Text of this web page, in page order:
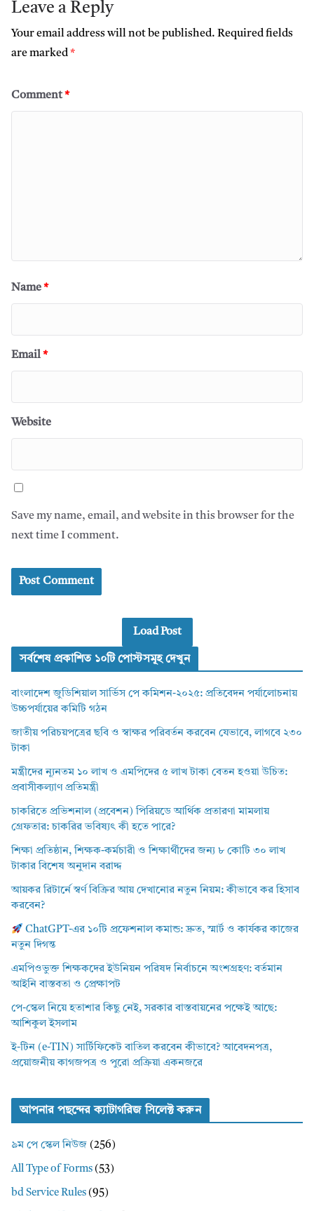
Leave a Reply
Your email address will not be published. Required fields
are marked*
Comment*
Name*
Email*
Website
Save my name, email, and website in this browser for the
next time I comment.
Load Post
সর্বশেষ প্রকাশিত ১০টি পোস্টসমূহ দেখুন
বাংলাদেশ জুডিশিয়াল সার্ভিস পে কমিশন-২০২৫: প্রতিবেদন পর্যালোচনায়
উচ্চপর্যায়ের কমিটি গঠন
জাতীয় পরিচয়পত্রের ছবি ও স্বাক্ষর পরিবর্তন করবেন যেভাবে, লাগবে ২৩০
টাকা
মন্ত্রীদের ন্যূনতম ১০ লাখ ও এমপিদের ৫ লাখ টাকা বেতন হওয়া উচিত:
প্রবাসীকল্যাণ প্রতিমন্ত্রী
চাকরিতে প্রভিশনাল (প্রবেশন) পিরিয়ডে আর্থিক প্রতারণা মামলায়
গ্রেফতার: চাকরির ভবিষ্যৎ কী হতে পারে?
শিক্ষা প্রতিষ্ঠান, শিক্ষক-কর্মচারী ও শিক্ষার্থীদের জন্য ৮ কোটি ৩০ লাখ
টাকার বিশেষ অনুদান বরাদ্দ
আয়কর রিটার্নে স্বর্ণ বিক্রির আয় দেখানোর নতুন নিয়ম: কীভাবে কর হিসাব
করবেন?
ChatGPT-এর ১০টি প্রফেশনাল কমান্ড: দ্রুত, স্মার্ট ও কার্যকর কাজের
নতুন দিগন্ত
এমপিওভুক্ত শিক্ষকদের ইউনিয়ন পরিষদ নির্বাচনে অংশগ্রহণ: বর্তমান
আইনি বাস্তবতা ও প্রেক্ষাপট
পে-স্কেল নিয়ে হতাশার কিছু নেই, সরকার বাস্তবায়নের পক্ষেই আছে:
আশিকুল ইসলাম
ই-টিন (e-TIN) সার্টিফিকেট বাতিল করবেন কীভাবে? আবেদনপত্র,
প্রয়োজনীয় কাগজপত্র ও পুরো প্রক্রিয়া একনজরে
আপনার পছন্দের ক্যাটাগরিজ সিলেক্ট করুন
৯ম পে স্কেল নিউজ (256)
All Type of Forms (53)
bd Service Rules (95)